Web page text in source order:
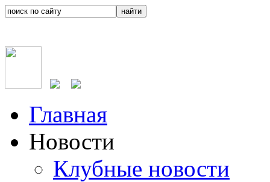
Главная
Новости
Клубные новости